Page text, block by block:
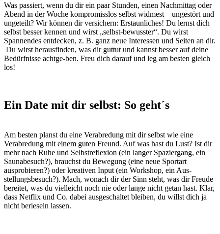
Was passiert, wenn du dir ein paar Stunden, einen Nachmittag oder
Abend in der Woche kompromisslos selbst widmest – ungestört und
ungeteilt? Wir können dir versichern: Erstaunliches! Du lernst dich
selbst besser kennen und wirst „selbst-bewusster“. Du wirst
Spannendes entdecken, z. B. ganz neue Interessen und Seiten an dir.
Du wirst herausfinden, was dir guttut und kannst besser auf deine
Bedürfnisse achtge-ben. Freu dich darauf und leg am besten gleich
los!
Ein Date mit dir selbst: So geht´s
Am besten planst du eine Verabredung mit dir selbst wie eine
Verabredung mit einem guten Freund. Auf was hast du Lust? Ist dir
mehr nach Ruhe und Selbstreflexion (ein langer Spaziergang, ein
Saunabesuch?), brauchst du Bewegung (eine neue Sportart
ausprobieren?) oder kreativen Input (ein Workshop, ein Aus-
stellungsbesuch?). Mach, wonach dir der Sinn steht, was dir Freude
bereitet, was du vielleicht noch nie oder lange nicht getan hast. Klar,
dass Netflix und Co. dabei ausgeschaltet bleiben, du willst dich ja
nicht berieseln lassen.